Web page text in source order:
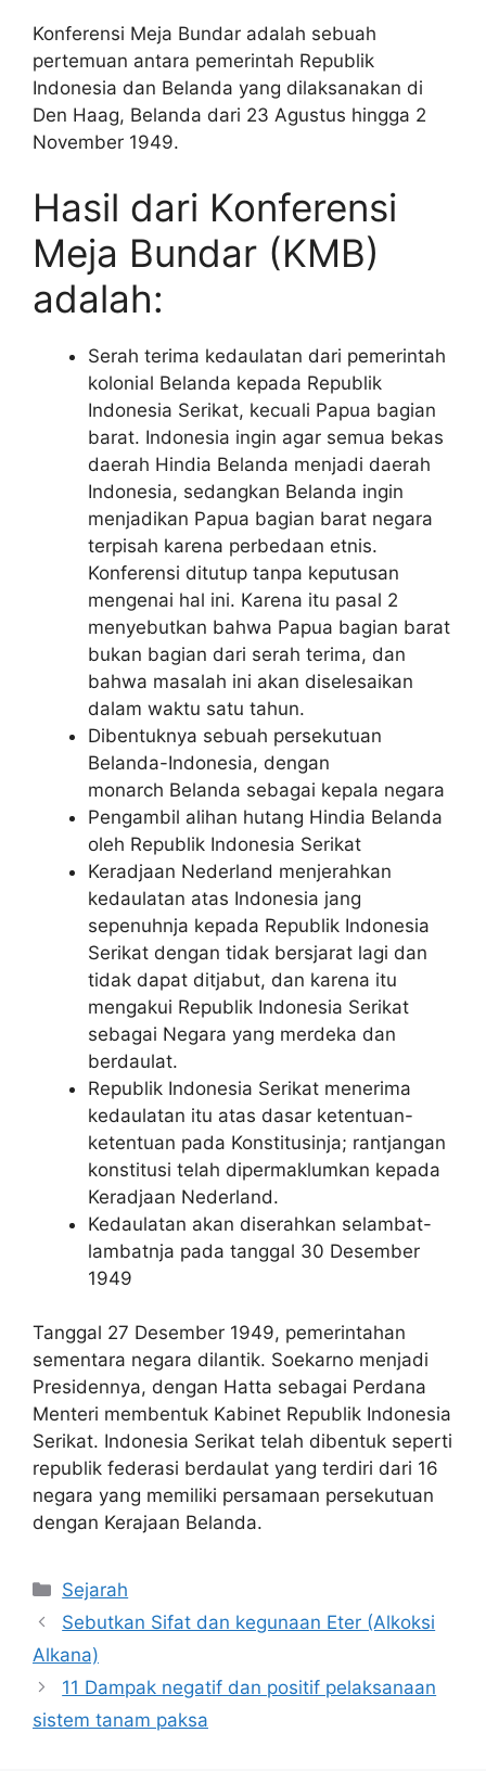
Konferensi Meja Bundar adalah sebuah
pertemuan antara pemerintah Republik
Indonesia dan Belanda yang dilaksanakan di
Den Haag, Belanda dari 23 Agustus hingga 2
November 1949.
Hasil dari Konferensi
Meja Bundar (KMB)
adalah:
Serah terima kedaulatan dari pemerintah
kolonial Belanda kepada Republik
Indonesia Serikat, kecuali Papua bagian
barat. Indonesia ingin agar semua bekas
daerah Hindia Belanda menjadi daerah
Indonesia, sedangkan Belanda ingin
menjadikan Papua bagian barat negara
terpisah karena perbedaan etnis.
Konferensi ditutup tanpa keputusan
mengenai hal ini. Karena itu pasal 2
menyebutkan bahwa Papua bagian barat
bukan bagian dari serah terima, dan
bahwa masalah ini akan diselesaikan
dalam waktu satu tahun.
Dibentuknya sebuah persekutuan
Belanda-Indonesia, dengan
monarch Belanda sebagai kepala negara
Pengambil alihan hutang Hindia Belanda
oleh Republik Indonesia Serikat
Keradjaan Nederland menjerahkan
kedaulatan atas Indonesia jang
sepenuhnja kepada Republik Indonesia
Serikat dengan tidak bersjarat lagi dan
tidak dapat ditjabut, dan karena itu
mengakui Republik Indonesia Serikat
sebagai Negara yang merdeka dan
berdaulat.
Republik Indonesia Serikat menerima
kedaulatan itu atas dasar ketentuan-
ketentuan pada Konstitusinja; rantjangan
konstitusi telah dipermaklumkan kepada
Keradjaan Nederland.
Kedaulatan akan diserahkan selambat-
lambatnja pada tanggal 30 Desember
1949
Tanggal 27 Desember 1949, pemerintahan
sementara negara dilantik. Soekarno menjadi
Presidennya, dengan Hatta sebagai Perdana
Menteri membentuk Kabinet Republik Indonesia
Serikat. Indonesia Serikat telah dibentuk seperti
republik federasi berdaulat yang terdiri dari 16
negara yang memiliki persamaan persekutuan
dengan Kerajaan Belanda.
Kategori
Sejarah
Sebutkan Sifat dan kegunaan Eter (Alkoksi
Alkana)
11 Dampak negatif dan positif pelaksanaan
sistem tanam paksa